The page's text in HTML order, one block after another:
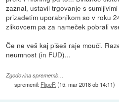
zaznal, ustavil trgovanje s
prizadetim uporabnikom so v roku
zlikovcem pa za nameček pobrali
Če ne veš kaj pišeš raje mouči.
neumnost (in FUD)...
Zgodovina sprememb…
spremenil: FlipeR (15. mar 2018 ob 14:11)